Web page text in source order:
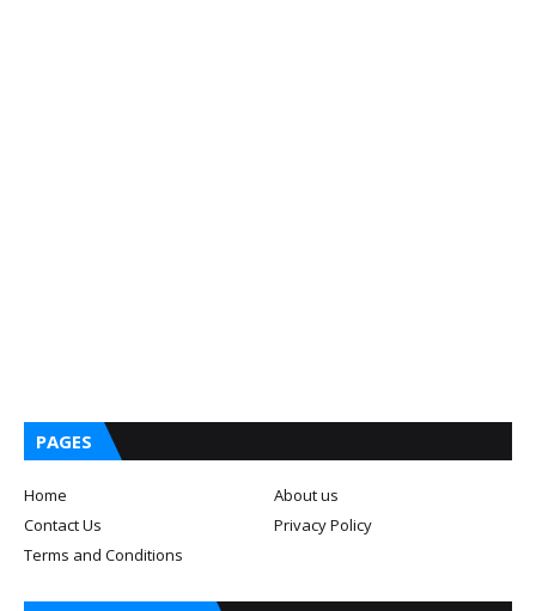
PAGES
Home
About us
Contact Us
Privacy Policy
Terms and Conditions